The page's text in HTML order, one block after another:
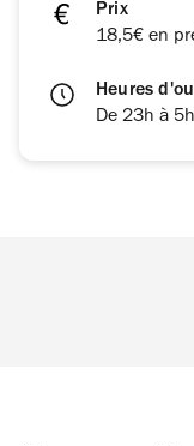
Prix
18,5€ en
Heures
De 23h à 5h